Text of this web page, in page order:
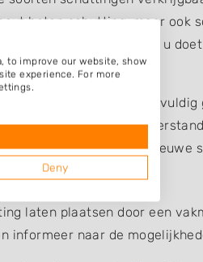
beton schutting, maar ook
van uw tuin, dus u
dat een schutting
handig bent, doet u er
plezier hebt van uw nieuwe
laten plaatsen door een
informeer naar de
to improve our website, show
experience. For more
Deny